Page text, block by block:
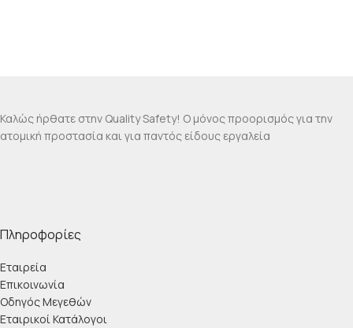
Καλώς ήρθατε στην Quality Safety! Ο μόνος προορισμός για την
ατομική προστασία και για παντός είδους εργαλεία
Πληροφορίες
Εταιρεία
Επικοινωνία
Οδηγός Μεγεθών
Εταιρικοί Κατάλογοι